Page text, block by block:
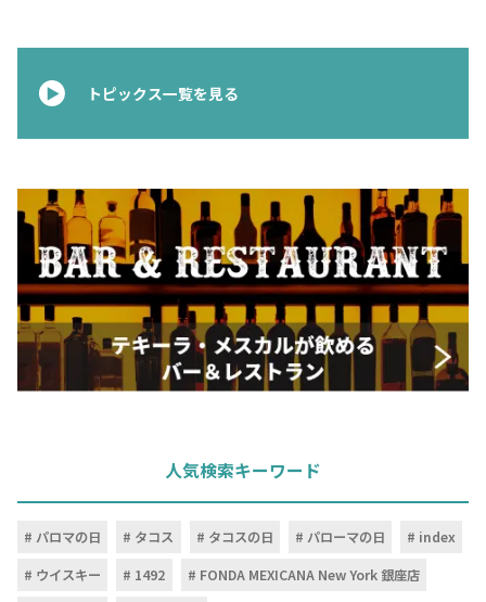
トピックス一覧を見る
人気検索キーワード
パロマの日 タコス タコスの日 パローマの日
index
ウイスキー
1492
FONDA MEXICANA New York 銀座店